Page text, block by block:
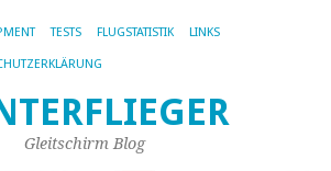
TESTS FLUGSTATISTIK LINKS
Gleitschirm Blog